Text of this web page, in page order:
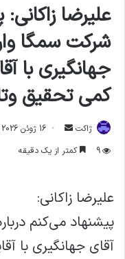
علیرضا
شرکت سمگا
جهانگیری با
کمی تحقیق
ژاکت
ارسال
ایمیل
16 ژوئن 2026
9
کمتر از یک دقیقه
علیرضا زاکانی:
پیشنهاد می‌کنم
آقای جهانگیری با